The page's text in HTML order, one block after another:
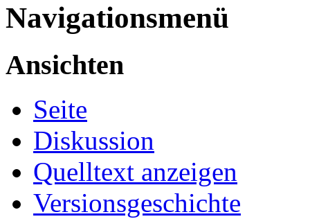
Navigationsmenü
Ansichten
Seite
Diskussion
Quelltext anzeigen
Versionsgeschichte